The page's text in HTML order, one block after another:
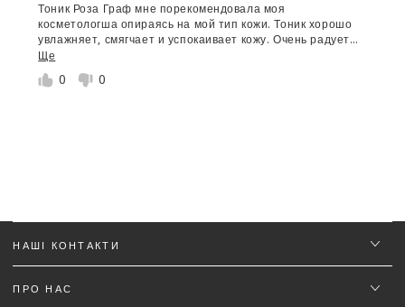
Email
Додайте деталей до відгуку щоб отримати знижку
Тоник Роза Граф мне порекомендовала моя
косметологша опираясь на мой тип кожи. Тоник хорошо
увлажняет, смягчает и успокаивает кожу. Очень радует
то, что он не сушит и не стягивает кожу, а наоборот
придаёт ей здоровое сияние и отдохнувший вид.
Ще
0 0
НАШІ КОНТАКТИ
ПРО НАС